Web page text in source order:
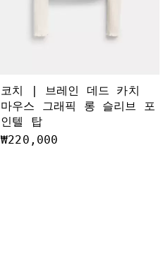
코치 | 브레인 데드 카치
마우스 그래픽 롱 슬리브 포
인텔 탑
₩220,000